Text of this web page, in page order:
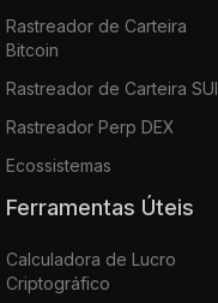
Rastreador de Carteira
Bitcoin
Rastreador de Carteira SUI
Rastreador Perp DEX
Ecossistemas
Ferramentas Úteis
Calculadora de Lucro
Criptográfico